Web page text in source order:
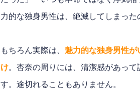
力的な独身男性は、絶滅してしまった
もちろん実際は、 魅力的な独身男性
け。杏奈の周りには、清潔感があっ
す。途切れることもありません。